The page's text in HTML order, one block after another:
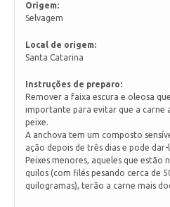
Origem:
Selvagem
Local de origem:
Santa Catarina
Instruções de preparo:
Remover a faixa escura e oleosa
importante para evitar que a carne
peixe.
A anchova tem um composto
ação depois de três dias e pode
Peixes menores, aqueles que
quilos (com filés pesando cerca de
quilogramas), terão a carne mais